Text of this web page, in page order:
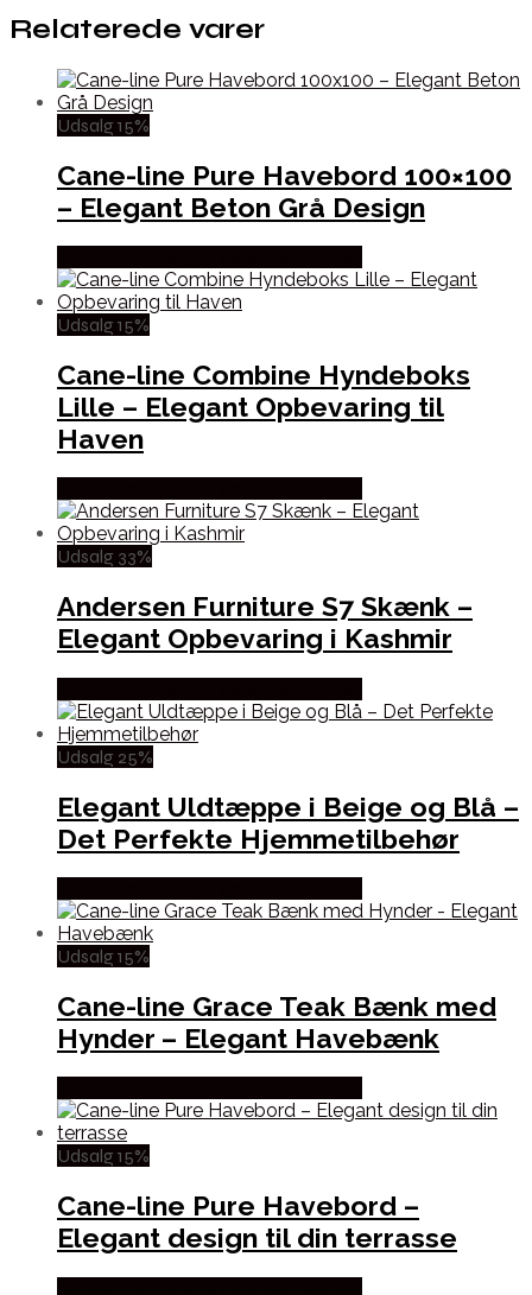
Relaterede varer
Udsalg 15%
Cane-line Pure Havebord 100×100
– Elegant Beton Grå Design
Udsalg 15%
Cane-line Combine Hyndeboks
Lille – Elegant Opbevaring til
Haven
Udsalg 33%
Andersen Furniture S7 Skænk –
Elegant Opbevaring i Kashmir
Udsalg 25%
Elegant Uldtæppe i Beige og Blå –
Det Perfekte Hjemmetilbehør
Udsalg 15%
Cane-line Grace Teak Bænk med
Hynder – Elegant Havebænk
Udsalg 15%
Cane-line Pure Havebord –
Elegant design til din terrasse